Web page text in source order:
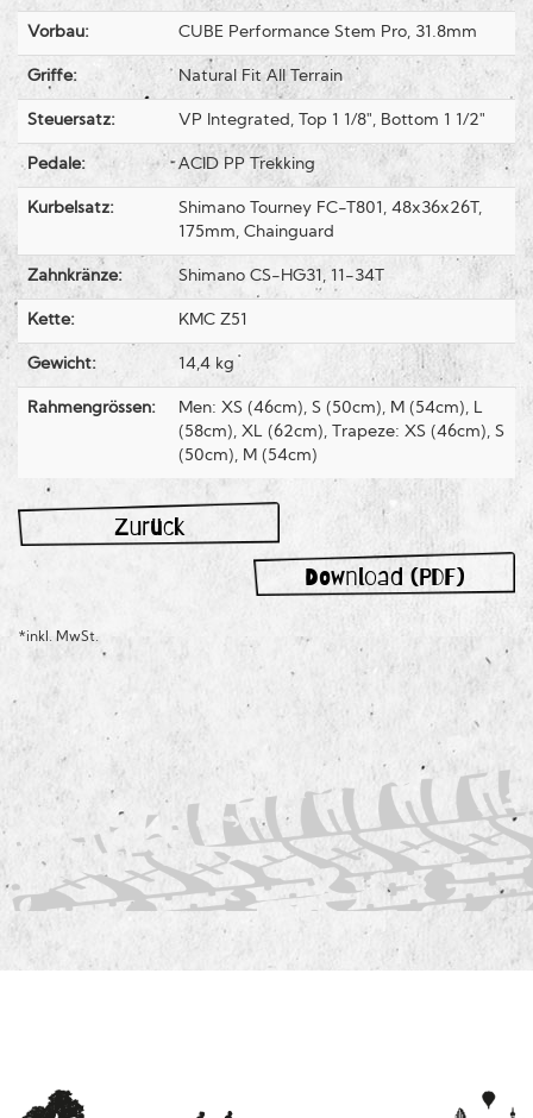
Vorbau: CUBE Performance Stem Pro, 31.8mm
Griffe: Natural Fit All Terrain
Steuersatz: VP Integrated, Top 1 1/8", Bottom 1 1/2"
Pedale: ACID PP Trekking
Kurbelsatz:
Shimano Tourney FC-T801, 48x36x26T,
175mm, Chainguard
Zahnkränze: Shimano CS-HG31, 11-34T
Kette: KMC Z51
Gewicht: 14,4 kg
Rahmengrössen:
Men: XS (46cm), S (50cm), M (54cm), L
(58cm), XL (62cm), Trapeze: XS (46cm), S
(50cm), M (54cm)
Zurück
Download (PDF)
*inkl. MwSt.